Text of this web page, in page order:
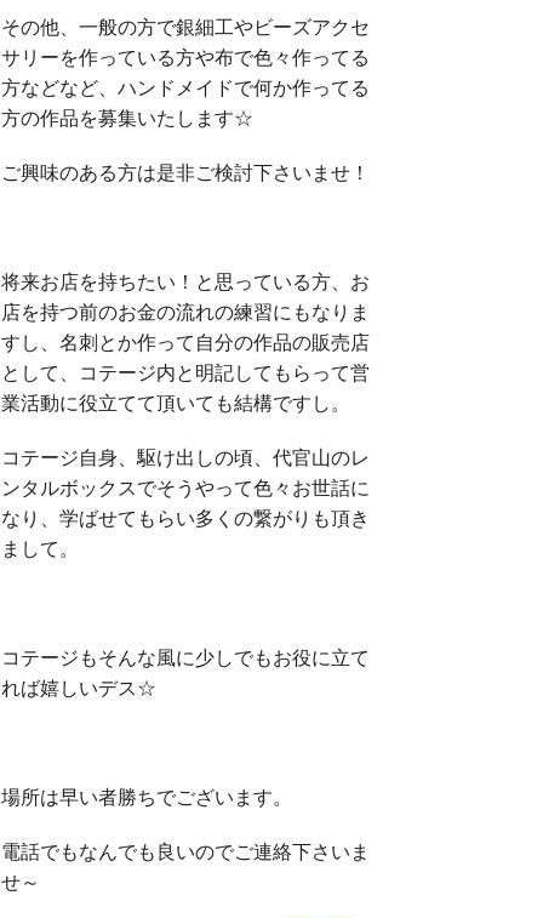
その他、一般の方で銀細工やビーズアクセ
サリーを作っている方や布で色々作ってる
方などなど、ハンドメイドで何か作ってる
方の作品を募集いたします☆
ご興味のある方は是非ご検討下さいませ！
将来お店を持ちたい！と思っている方、お
店を持つ前のお金の流れの練習にもなりま
すし、名刺とか作って自分の作品の販売店
として、コテージ内と明記してもらって営
業活動に役立てて頂いても結構ですし。
コテージ自身、駆け出しの頃、代官山のレ
ンタルボックスでそうやって色々お世話に
なり、学ばせてもらい多くの繋がりも頂き
まして。
コテージもそんな風に少しでもお役に立て
れば嬉しいデス☆
場所は早い者勝ちでございます。
電話でもなんでも良いのでご連絡下さいま
せ～